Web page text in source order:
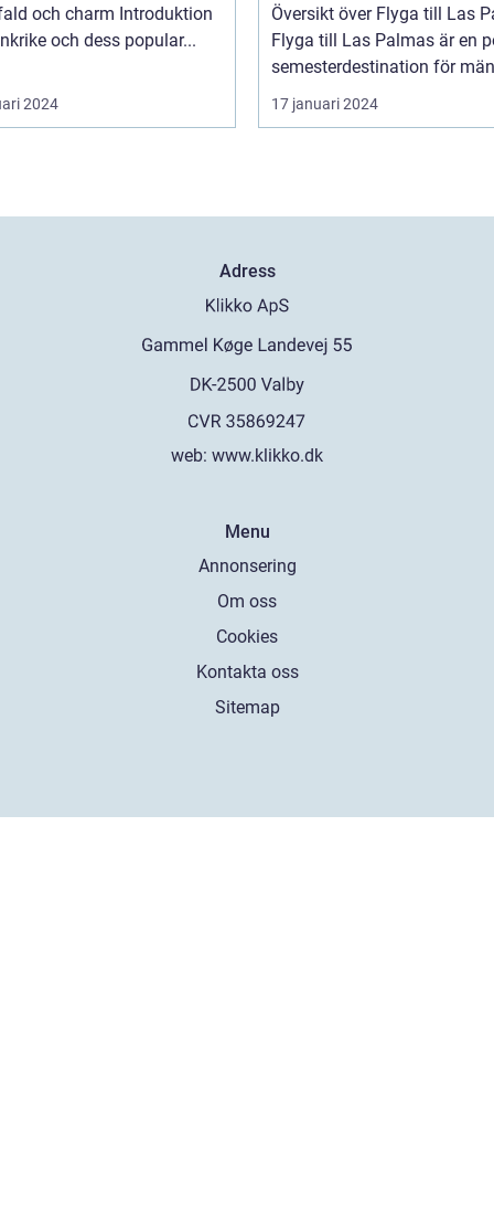
charm Introduktion
och dess popular...
2024
Översikt över Flyga till Las
Flyga till Las Palmas är en
semesterdestination för
17 januari 2024
Adress
web: www.klikko.dk
Menu
Annonsering
Om oss
Cookies
Kontakta oss
Sitemap